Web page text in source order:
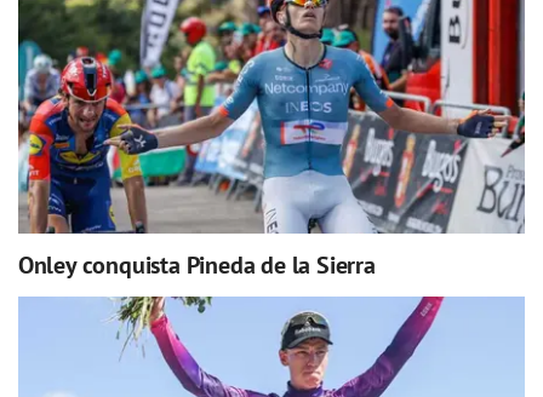
Onley conquista Pineda de la Sierra